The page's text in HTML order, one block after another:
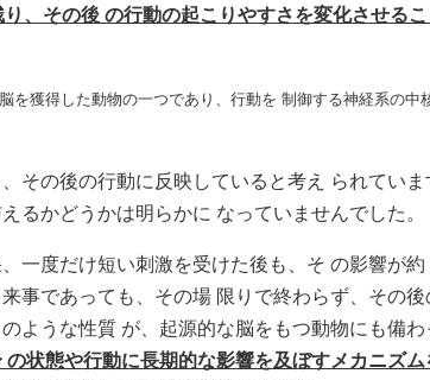
、その後 の行動の起こりやすさを変化させる
獲得した動物の一つであり、行動を 制御する神経系の中
の後の行動に反映していると考え られていま
るかどうかは明らかに なっていませんでした。
度だけ短い刺激を受けた後も、そ の影響が約
事であっても、その場 限りで終わらず、その後
ような性質 が、起源的な脳をもつ動物にも備わ
状態や行動に長期的な影響を及ぼすメカニズム